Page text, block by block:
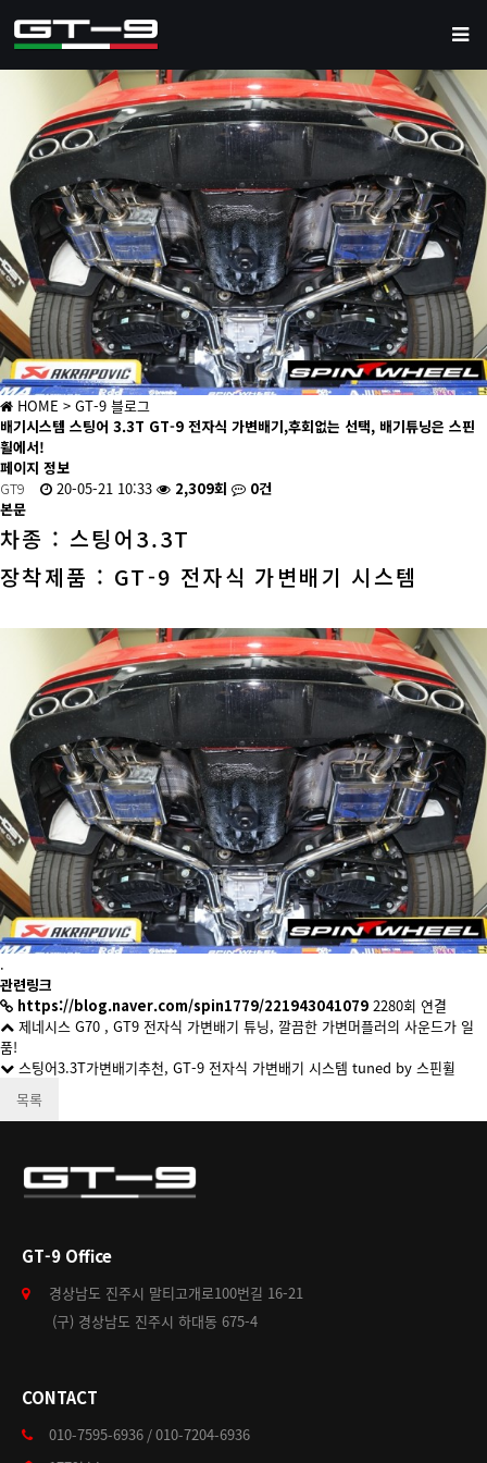
HOME > GT-9 블로그
배기시스템 스팅어 3.3T GT-9 전자식 가변배기,후회없는 선택, 배기튜닝은 스핀
휠에서!
페이지 정보
GT9
20-05-21 10:33 2,309회
0건
본문
차종 : 스팅어3.3T
장착제품 : GT-9 전자식 가변배기 시스템
.
관련링크
https://blog.naver.com/spin1779/221943041079 2280회 연결
제네시스 G70 , GT9 전자식 가변배기 튜닝, 깔끔한 가변머플러의 사운드가 일
품!
스팅어3.3T가변배기추천, GT-9 전자식 가변배기 시스템 tuned by 스핀휠
목록
GT-9 Office
경상남도 진주시 말티고개로100번길 16-21
(구) 경상남도 진주시 하대동 675-4
CONTACT
010-7595-6936 / 010-7204-6936